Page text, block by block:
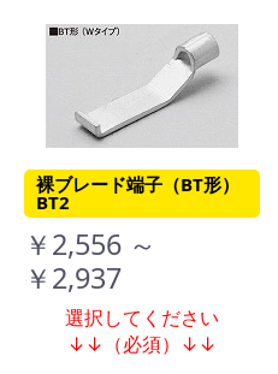
裸ブレード端子（BT形）
BT2
￥2,556 ～
￥2,937
選択してください
↓↓（必須）↓↓